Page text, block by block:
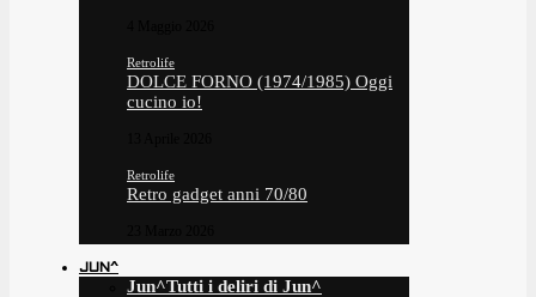
Retrolife
DOLCE FORNO (1974/1985) Oggi
cucino io!
Retrolife
Retro gadget anni 70/80
JUN^
Jun^Tutti i deliri di Jun^